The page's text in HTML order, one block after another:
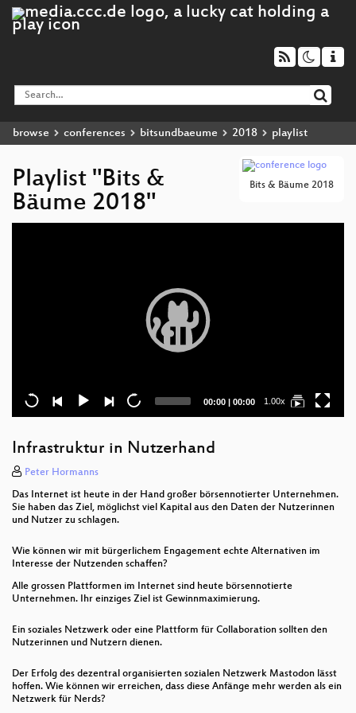
browse conferences bitsundbaeume 2018 playlist
Bits & Bäume 2018
Playlist "Bits &
Bäume 2018"
Current
00:00 | Total
00:00 1.00x
Infrastruktur in Nutzerhand
Peter Hormanns
Das Internet ist heute in der Hand großer börsennotierter Unternehmen.
Sie haben das Ziel, möglichst viel Kapital aus den Daten der Nutzerinnen
und Nutzer zu schlagen.
Wie können wir mit bürgerlichem Engagement echte Alternativen im
Interesse der Nutzenden schaffen?
Alle grossen Plattformen im Internet sind heute börsennotierte
Unternehmen. Ihr einziges Ziel ist Gewinnmaximierung.
Ein soziales Netzwerk oder eine Plattform für Collaboration sollten den
Nutzerinnen und Nutzern dienen.
Der Erfolg des dezentral organisierten sozialen Netzwerk Mastodon lässt
hoffen. Wie können wir erreichen, dass diese Anfänge mehr werden als ein
Netzwerk für Nerds?